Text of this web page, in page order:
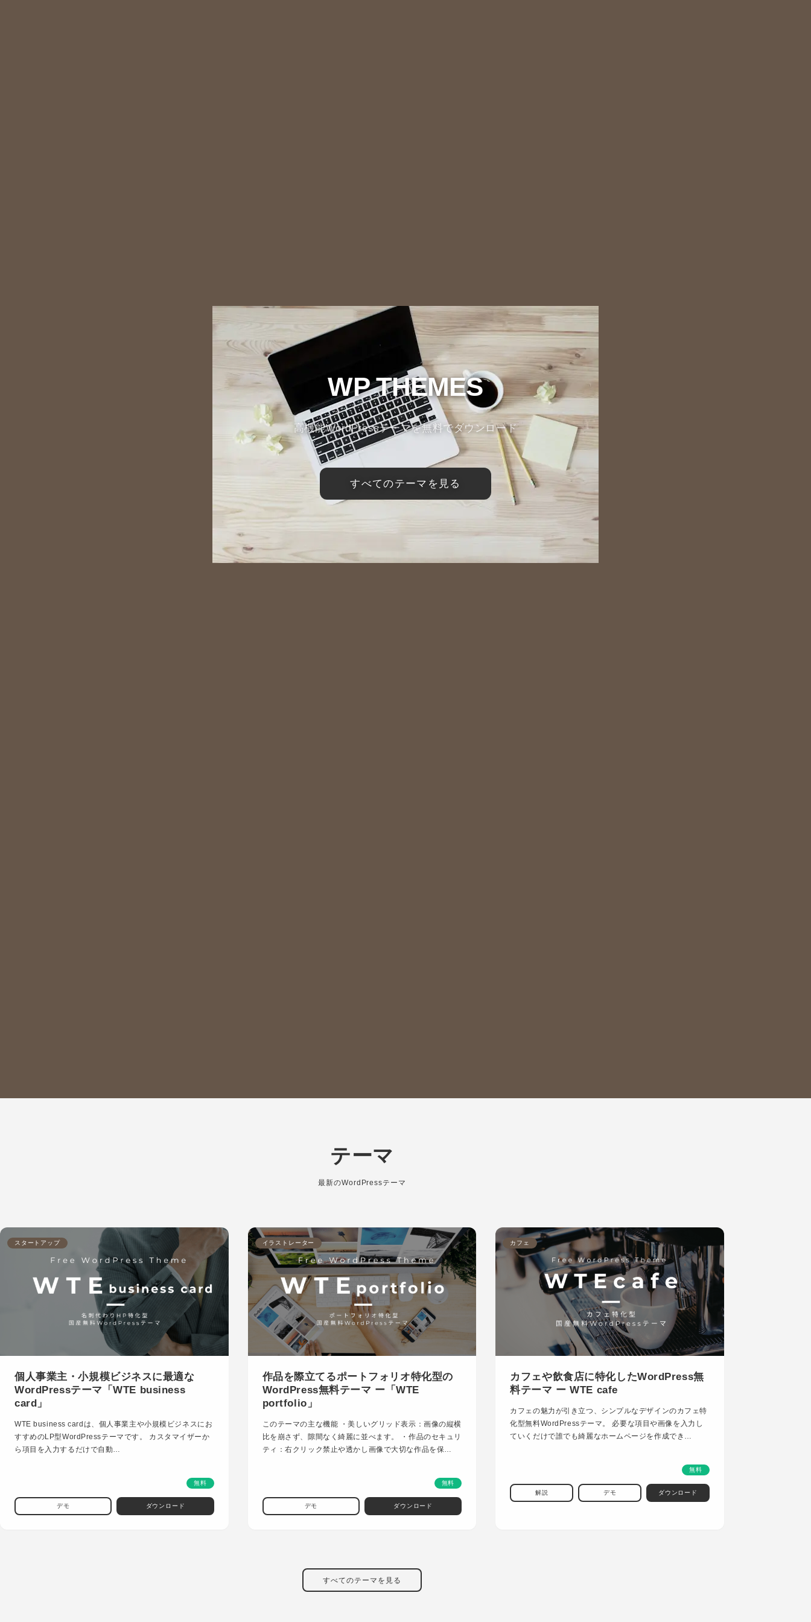
WP THEMES
高機能WordPressテーマを無料でダウンロード
すべてのテーマを見る
テーマ
最新のWordPressテーマ
スタートアップ
個人事業主・小規模ビジネスに最適な
WordPressテーマ「WTE business
card」
WTE business cardは、個人事業主や小規模ビジネスにお
すすめのLP型WordPressテーマです。 カスタマイザーか
ら項目を入力するだけで自動…
無料
デモ ダウンロード
イラストレーター
作品を際立てるポートフォリオ特化型の
WordPress無料テーマ ー「WTE
portfolio」
このテーマの主な機能 ・美しいグリッド表示：画像の縦横
比を崩さず、隙間なく綺麗に並べます。 ・作品のセキュリ
ティ：右クリック禁止や透かし画像で大切な作品を保…
無料
デモ ダウンロード
カフェ
カフェや飲食店に特化したWordPress無
料テーマ ー WTE cafe
カフェの魅力が引き立つ、シンプルなデザインのカフェ特
化型無料WordPressテーマ。 必要な項目や画像を入力し
ていくだけで誰でも綺麗なホームページを作成でき…
無料
解説 デモ ダウンロード
すべてのテーマを見る